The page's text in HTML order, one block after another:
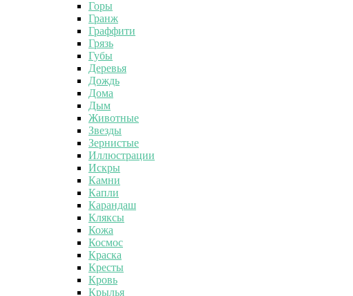
Горы
Гранж
Граффити
Грязь
Губы
Деревья
Дождь
Дома
Дым
Животные
Звезды
Зернистые
Иллюстрации
Искры
Камни
Капли
Карандаш
Кляксы
Кожа
Космос
Краска
Кресты
Кровь
Крылья